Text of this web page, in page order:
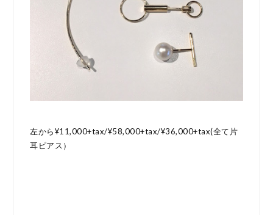
左から¥11,000+tax/¥58,000+tax/¥36,000+tax(全て片
耳ピアス）